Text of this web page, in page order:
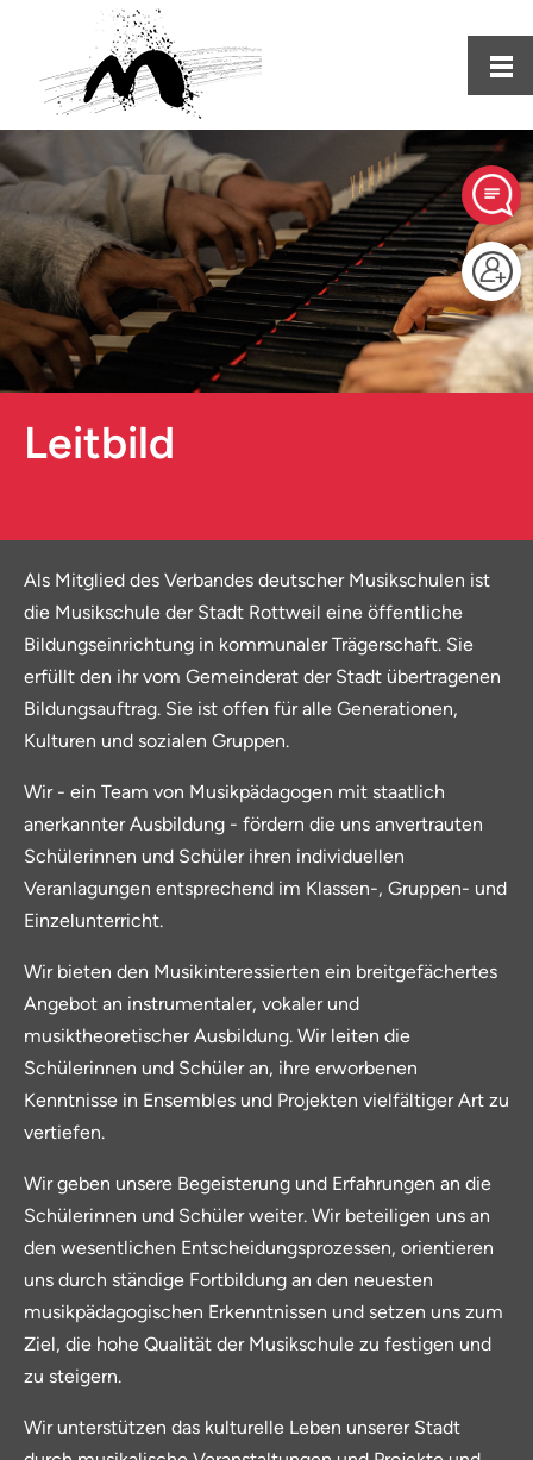
Leitbild
Als Mitglied des Verbandes deutscher Musikschulen ist
die Musikschule der Stadt Rottweil eine öffentliche
Bildungseinrichtung in kommunaler Trägerschaft. Sie
erfüllt den ihr vom Gemeinderat der Stadt übertragenen
Bildungsauftrag. Sie ist offen für alle Generationen,
Kulturen und sozialen Gruppen.
Wir - ein Team von Musikpädagogen mit staatlich
anerkannter Ausbildung - fördern die uns anvertrauten
Schülerinnen und Schüler ihren individuellen
Veranlagungen entsprechend im Klassen-, Gruppen- und
Einzelunterricht.
Wir bieten den Musikinteressierten ein breitgefächertes
Angebot an instrumentaler, vokaler und
musiktheoretischer Ausbildung. Wir leiten die
Schülerinnen und Schüler an, ihre erworbenen
Kenntnisse in Ensembles und Projekten vielfältiger Art zu
vertiefen.
Wir geben unsere Begeisterung und Erfahrungen an die
Schülerinnen und Schüler weiter. Wir beteiligen uns an
den wesentlichen Entscheidungsprozessen, orientieren
uns durch ständige Fortbildung an den neuesten
musikpädagogischen Erkenntnissen und setzen uns zum
Ziel, die hohe Qualität der Musikschule zu festigen und
zu steigern.
Wir unterstützen das kulturelle Leben unserer Stadt